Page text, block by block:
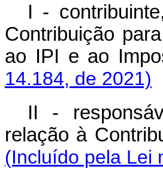
I -
Contribuição
ao IPI e ao
14.184, de 2021)
II -
relação à
(Incluído pela Lei